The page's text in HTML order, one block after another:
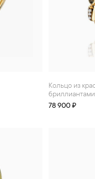
Кольцо из красного золота с топазами и
бриллиантами
78 900 ₽